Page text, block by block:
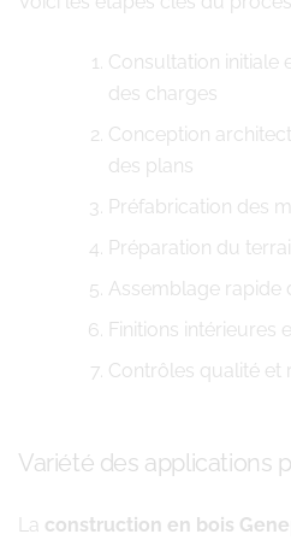
Consultation initiale
des charges
Conception
des plans
Préfabrication des
Préparation du
Assemblage rapide
Finitions intérieures
Contrôles qualité et
Variété des applications
La construction en bois